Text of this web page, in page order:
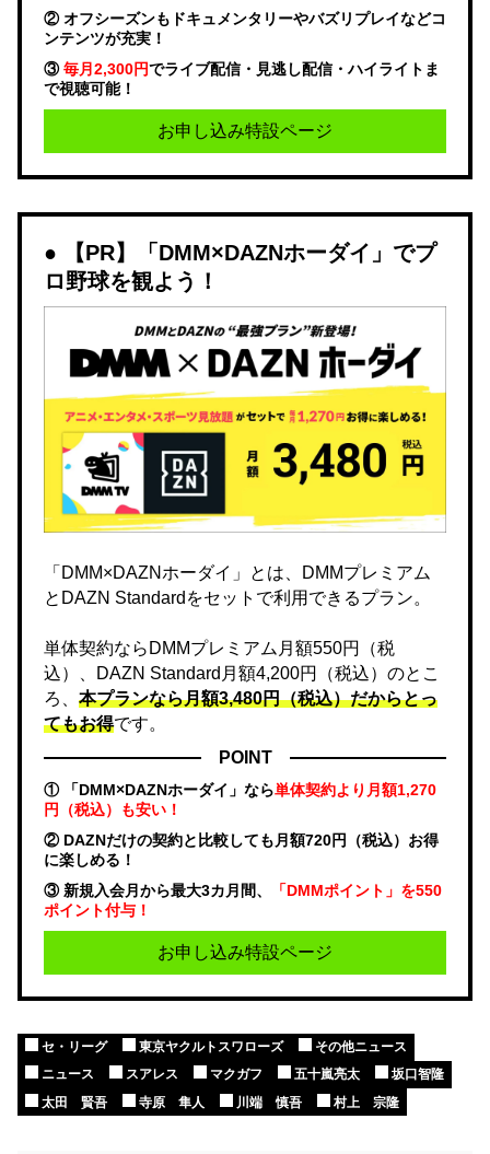
② オフシーズンもドキュメンタリーやバズリプレイなどコ
ンテンツが充実！
③毎月2,300円でライブ配信・見逃し配信・ハイライトま
で視聴可能！
お申し込み特設ページ
【PR】「DMM×DAZNホーダイ」でプ
ロ野球を観よう！
「DMM×DAZNホーダイ」とは、DMMプレミアム
とDAZN Standardをセットで利用できるプラン。
単体契約ならDMMプレミアム月額550円（税
込）、DAZN Standard月額4,200円（税込）のとこ
ろ、 本プランなら月額3,480円（税込）だからとっ
てもお得です。
POINT
① 「DMM×DAZNホーダイ」なら単体契約より月額1,270
円（税込）も安い！
② DAZNだけの契約と比較しても月額720円（税込）お得
に楽しめる！
③ 新規入会月から最大3カ月間、
「DMMポイント」を550
ポイント付与！
お申し込み特設ページ
セ・リーグ 東京ヤクルトスワローズ
その他ニュース
ニュース
スアレス マクガフ 五十嵐亮太
坂口智隆
太田 賢吾
寺原 隼人 川端 慎吾 村上 宗隆